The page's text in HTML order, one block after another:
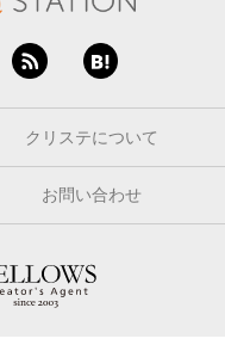
クリステについて
お問い合わせ